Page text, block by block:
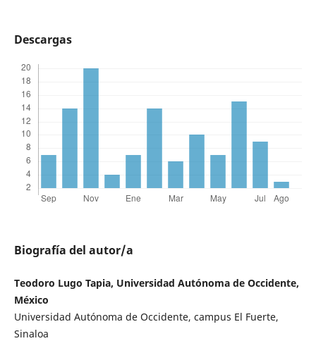
Descargas
Biografía del autor/a
Teodoro Lugo Tapia, Universidad Autónoma de Occidente,
México
Universidad Autónoma de Occidente, campus El Fuerte,
Sinaloa